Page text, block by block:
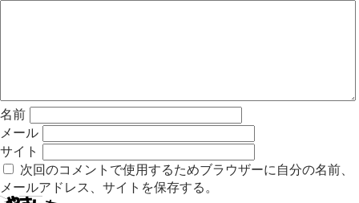
名前
メール
サイト
次回のコメントで使用するためブラウザーに自分の名前、
メールアドレス、サイトを保存する。